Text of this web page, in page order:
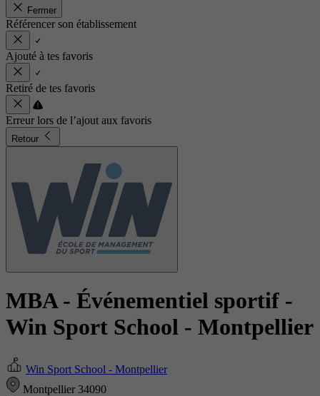
Fermer
Référencer son établissement
Ajouté à tes favoris
Retiré de tes favoris
Erreur lors de l’ajout aux favoris
Retour
MBA - Événementiel sportif -
Win Sport School - Montpellier
Win Sport School - Montpellier
Montpellier 34090